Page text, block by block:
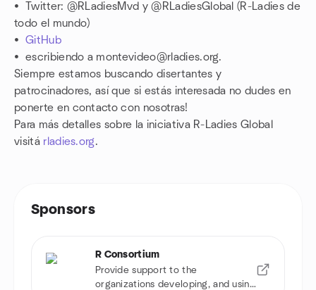
• Twitter: @RLadiesMvd y @RLadiesGlobal (R-Ladies de
todo el mundo)
• GitHub
• escribiendo a montevideo@rladies.org.
Siempre estamos buscando disertantes y
patrocinadores, así que si estás interesada no dudes en
ponerte en contacto con nosotras!
Para más detalles sobre la iniciativa R-Ladies Global
visitá rladies.org.
Sponsors
R Consortium
Provide support to the
organizations developing, and using